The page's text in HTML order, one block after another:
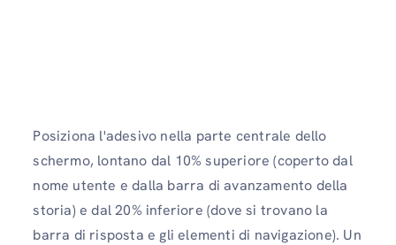
Posiziona l'adesivo nella parte centrale dello
schermo, lontano dal 10% superiore (coperto dal
nome utente e dalla barra di avanzamento della
storia) e dal 20% inferiore (dove si trovano la
barra di risposta e gli elementi di navigazione). Un